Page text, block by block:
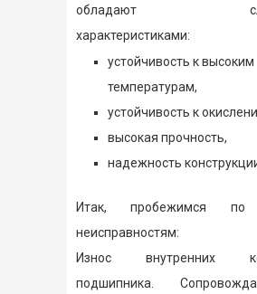
обладают
характеристиками:
устойчивость к высоким
температурам,
устойчивость к
высокая прочность,
надежность
Итак, пробежимся по
неисправностям:
Износ внутренних
подшипника.